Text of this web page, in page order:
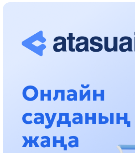
كۇشتى تۇلعالار كەرەك!
الماتى تۇرمەسىنە اۋىستىرۋى
قىزمەت ەتكەن قالامگەر